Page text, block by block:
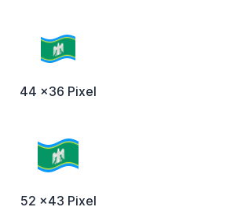
44 x36 Pixel
52 x43 Pixel